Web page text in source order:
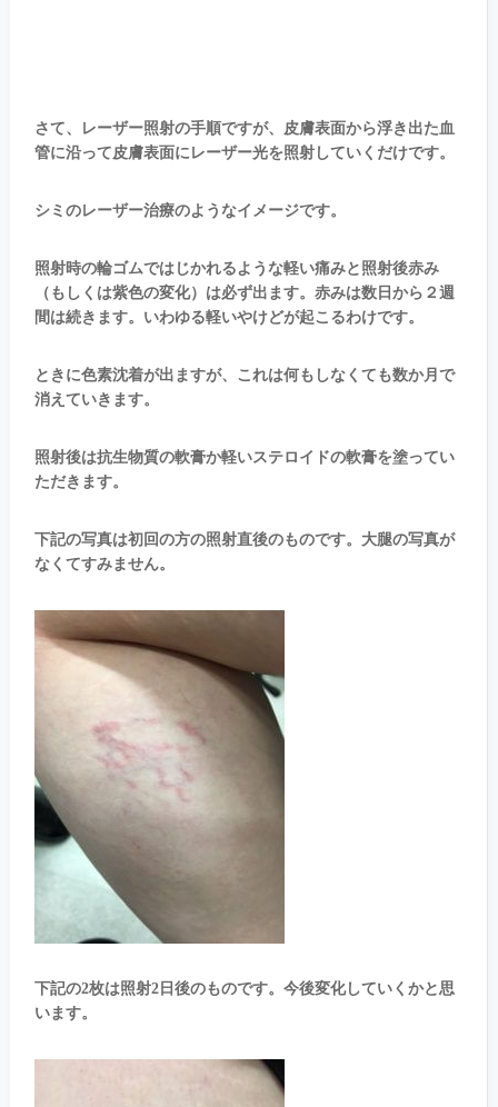
さて、レーザー照射の手順ですが、皮膚表面から浮き出た血
管に沿って皮膚表面にレーザー光を照射していくだけです。
シミのレーザー治療のようなイメージです。
照射時の輪ゴムではじかれるような軽い痛みと照射後赤み
（もしくは紫色の変化）は必ず出ます。赤みは数日から２週
間は続きます。いわゆる軽いやけどが起こるわけです。
ときに色素沈着が出ますが、これは何もしなくても数か月で
消えていきます。
照射後は抗生物質の軟膏か軽いステロイドの軟膏を塗ってい
ただきます。
下記の写真は初回の方の照射直後のものです。大腿の写真が
なくてすみません。
下記の2枚は照射2日後のものです。今後変化していくかと思
います。